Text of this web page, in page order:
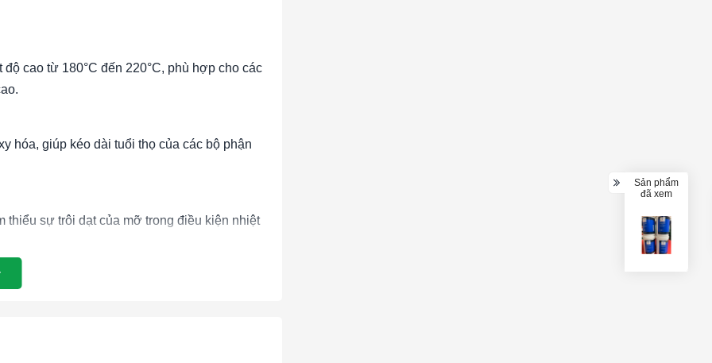
cao từ 180°C đến 220°C, phù hợp cho các
hóa, giúp kéo dài tuổi thọ của các bộ phận
thiểu sự trôi dạt của mỡ trong điều kiện nhiệt
các thiết bị và kéo dài tuổi thọ của các bộ
Sản phẩm
đã xem